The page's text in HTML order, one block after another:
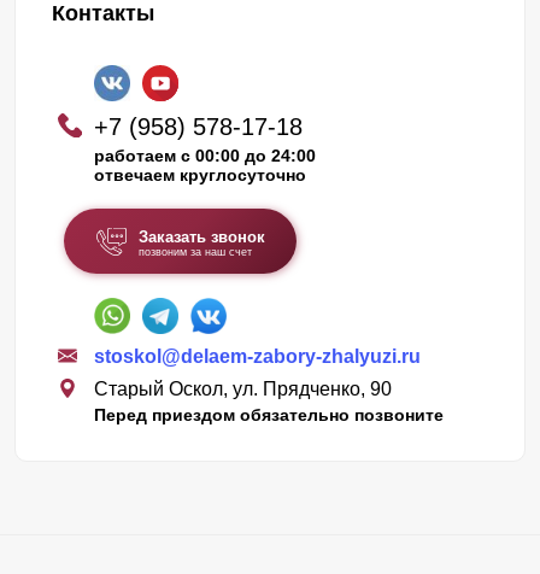
Контакты
+7 (958) 578-17-18
работаем с 00:00 до 24:00
отвечаем круглосуточно
Заказать звонок
позвоним за наш счет
stoskol@delaem-zabory-zhalyuzi.ru
Старый Оскол, ул. Прядченко, 90
Перед приездом обязательно позвоните